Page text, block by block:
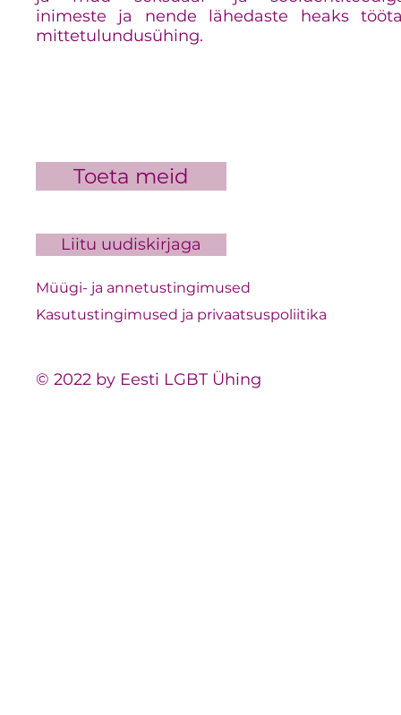
inimeste ja nende lähedaste heaks
mittetulundusühing.
Toeta meid
Liitu uudiskirjaga
Müügi- ja annetustingimused
Kasutustingimused ja privaatsuspoliitika
© 2022 by Eesti LGBT Ühing